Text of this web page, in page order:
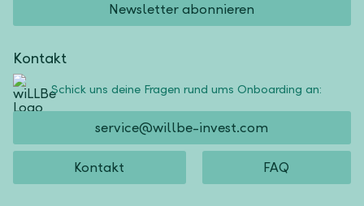
Newsletter abonnieren
Kontakt
Schick uns deine Fragen rund ums Onboarding an:
service@willbe-invest.com
Kontakt FAQ